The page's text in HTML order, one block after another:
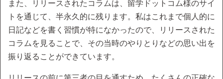
また、リリースされたコラムは、留学ドットコム様のサイ
トを通じて、半永久的に残ります。私はこれまで個人的に
日記などを書く習慣が特になかったので、リリースされた
コラムを見ることで、その当時のやりとりなどの思い出を
振り返ることができています。